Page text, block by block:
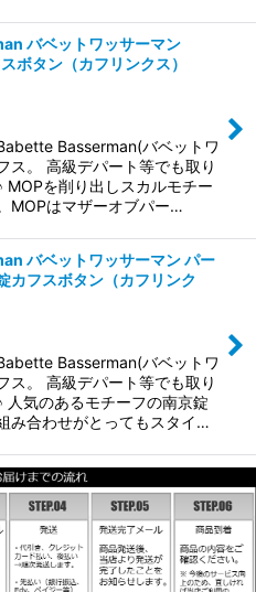
バベットワッサーマン
ボタン（カフリンクス）
Basserman(バベットワ
ス。 高級デパート等でも取り
MOPを削り出しスカルモチー
MOPはマザーオブパー…
バベットワッサーマン パー
カフスボタン（カフリンク
Basserman(バベットワ
ス。 高級デパート等でも取り
人気のあるモチーフの南京錠
み合わせがとってもスタイ…